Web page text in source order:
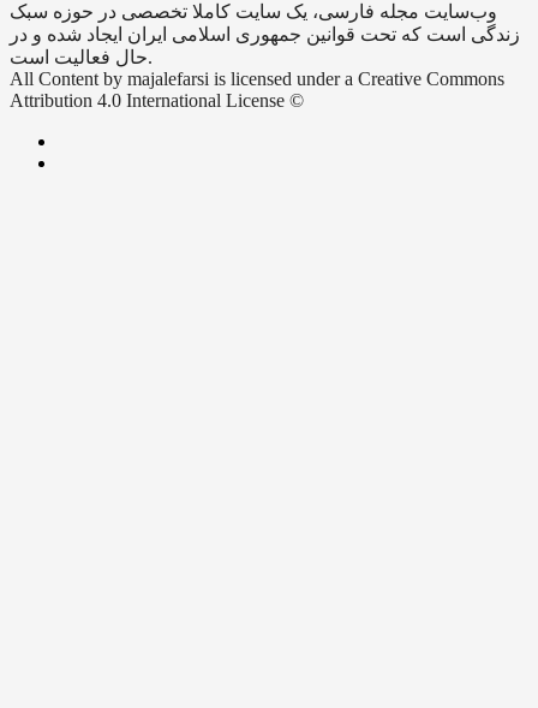
وب‌سایت مجله فارسی، یک سایت کاملا تخصصی در حوزه سبک
زندگی است که تحت قوانین جمهوری اسلامی ایران ایجاد شده و در
حال فعالیت است.
All Content by majalefarsi is licensed under a Creative Commons
Attribution 4.0 International License ©️